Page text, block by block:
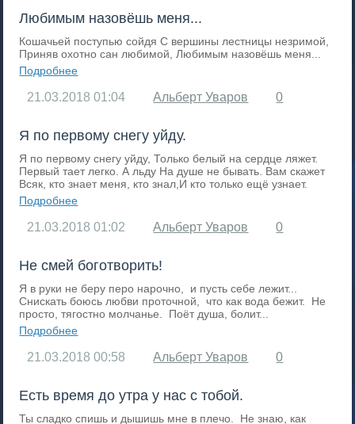
Любимым назовёшь меня...
Кошачьей поступью сойдя С вершины лестницы незримой,
Приняв охотно сан любимой, Любимым назовёшь меня...
Подробнее
21.03.2018 01:04 Альберт Уваров 0
Я по первому снегу уйду.
Я по первому снегу уйду, Только белый на сердце ляжет.
Первый тает легко. А льду На душе не бывать. Вам скажет
Всяк, кто знает меня, кто знал,И кто только ещё узнает.
Подробнее
21.03.2018 01:02 Альберт Уваров 0
Не смей боготворить!
Я в руки не беру перо нарочно, и пусть себе лежит...
Снискать боюсь любви проточной, что как вода бежит. Не
просто, тягостно молчанье. Поёт душа, болит...
Подробнее
21.03.2018 00:58 Альберт Уваров 0
Есть время до утра у нас с тобой.
Ты сладко спишь и дышишь мне в плечо. Не знаю, как